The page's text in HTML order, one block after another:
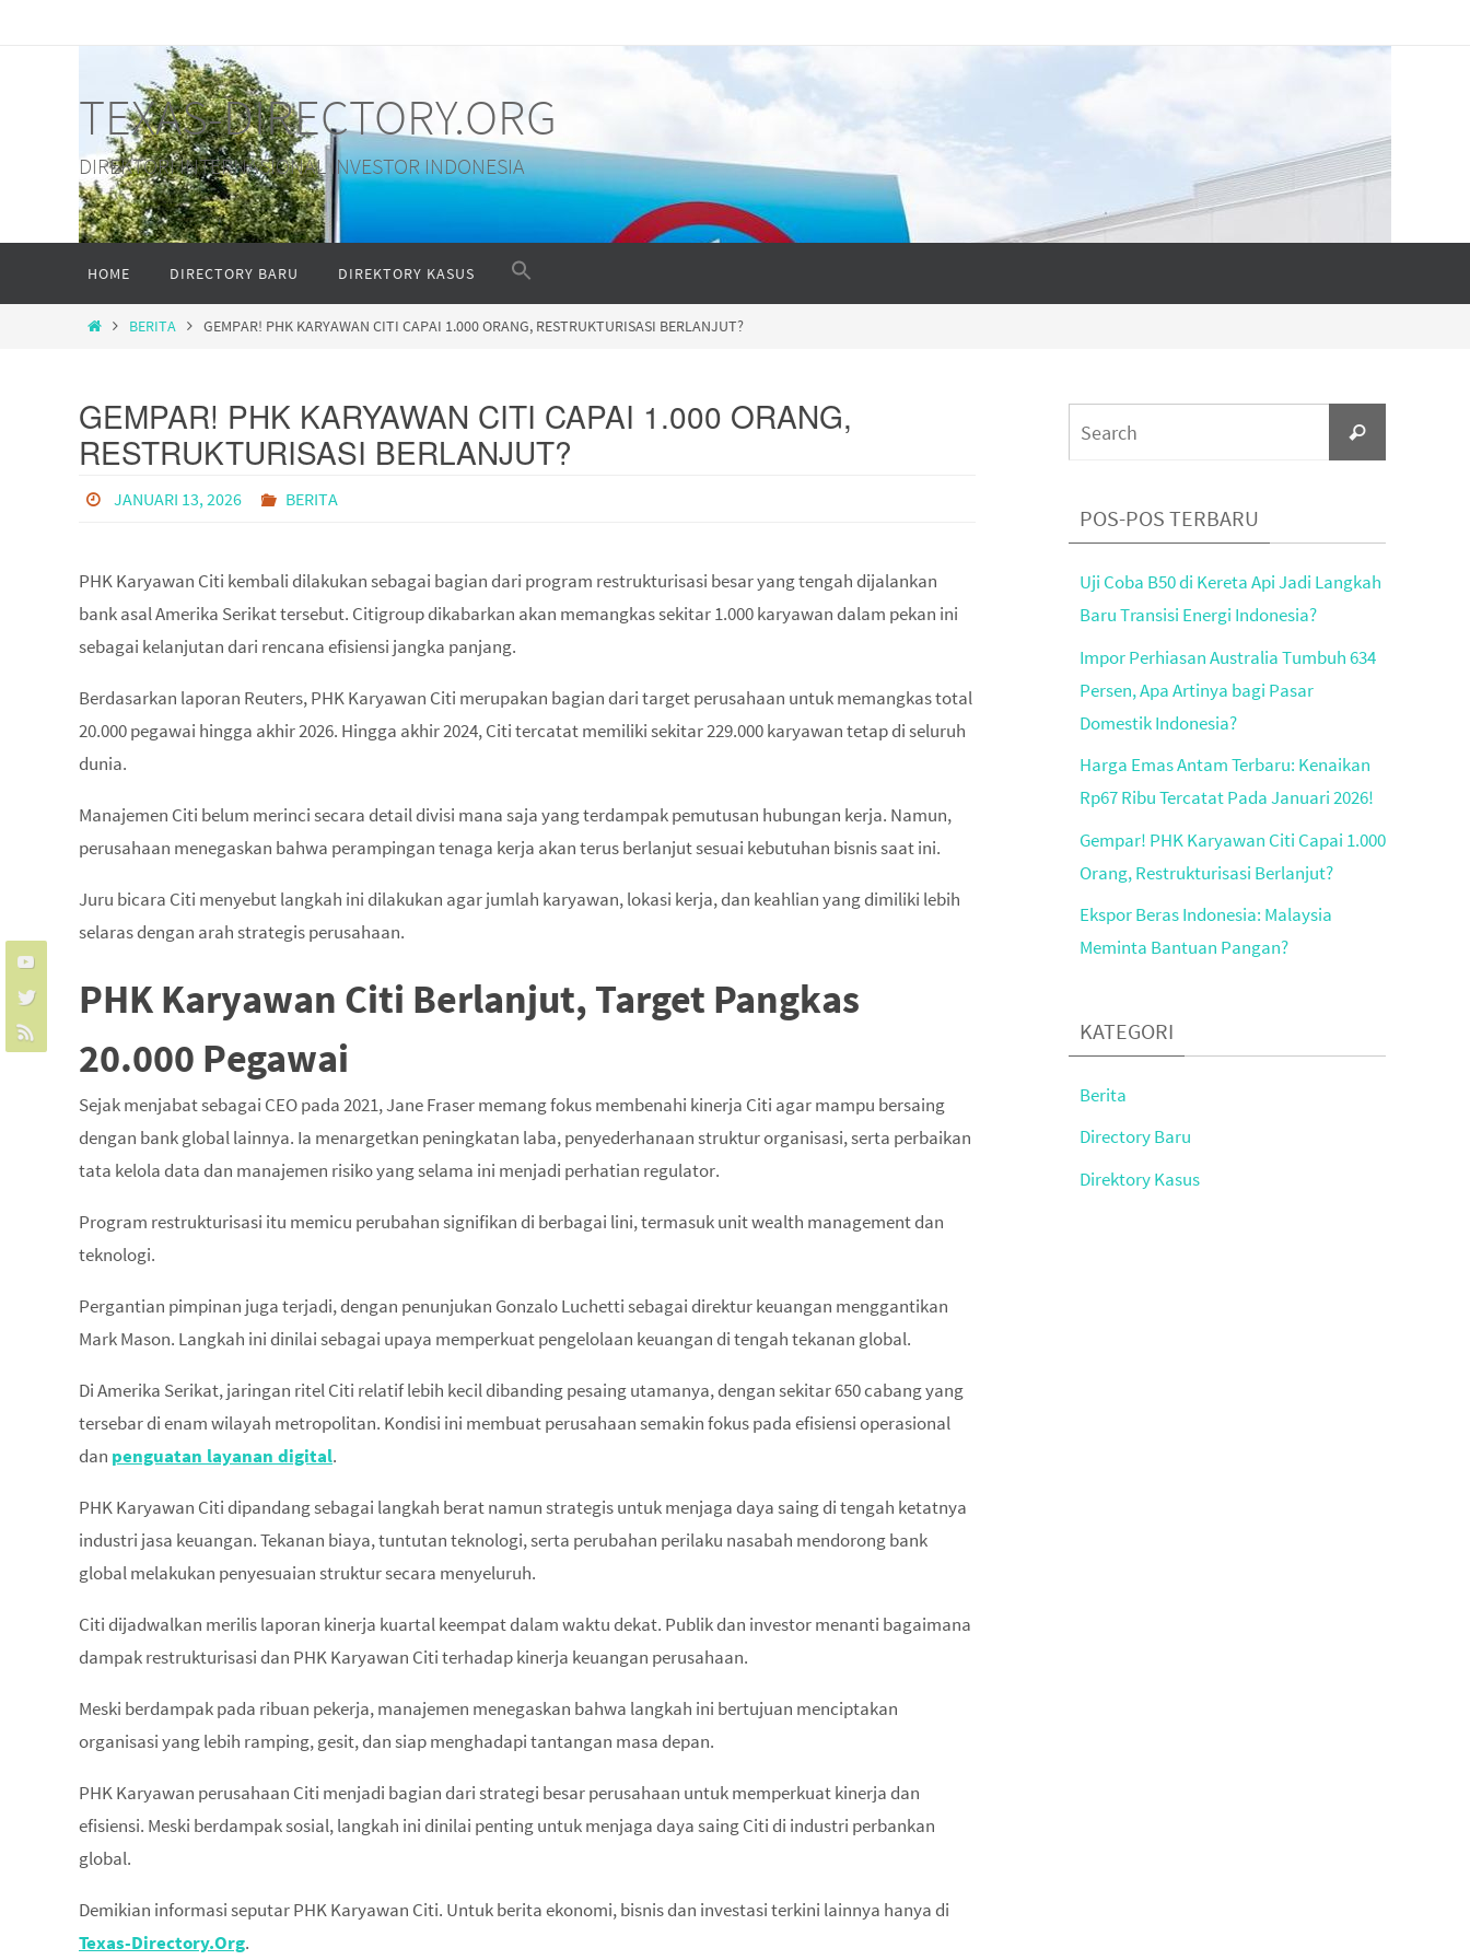
TEXAS-DIRECTORY.ORG
DIREKTORI INTERNASIONAL INVESTOR INDONESIA
content
HOME DIRECTORY BARU DIREKTORY KASUS
HOMEBERITA GEMPAR! PHK KARYAWAN CITI CAPAI 1.000 ORANG, RESTRUKTURISASI BERLANJUT?
GEMPAR! PHK KARYAWAN CITI CAPAI 1.000 ORANG,
RESTRUKTURISASI BERLANJUT?
JANUARI 13, 2026 BERITA
PHK Karyawan Citi kembali dilakukan sebagai bagian dari program restrukturisasi besar yang tengah dijalankan
bank asal Amerika Serikat tersebut. Citigroup dikabarkan akan memangkas sekitar 1.000 karyawan dalam pekan ini
sebagai kelanjutan dari rencana efisiensi jangka panjang.
Berdasarkan laporan Reuters, PHK Karyawan Citi merupakan bagian dari target perusahaan untuk memangkas total
20.000 pegawai hingga akhir 2026. Hingga akhir 2024, Citi tercatat memiliki sekitar 229.000 karyawan tetap di seluruh
dunia.
Manajemen Citi belum merinci secara detail divisi mana saja yang terdampak pemutusan hubungan kerja. Namun,
perusahaan menegaskan bahwa perampingan tenaga kerja akan terus berlanjut sesuai kebutuhan bisnis saat ini.
Juru bicara Citi menyebut langkah ini dilakukan agar jumlah karyawan, lokasi kerja, dan keahlian yang dimiliki lebih
selaras dengan arah strategis perusahaan.
PHK Karyawan Citi Berlanjut, Target Pangkas
20.000 Pegawai
Sejak menjabat sebagai CEO pada 2021, Jane Fraser memang fokus membenahi kinerja Citi agar mampu bersaing
dengan bank global lainnya. Ia menargetkan peningkatan laba, penyederhanaan struktur organisasi, serta perbaikan
tata kelola data dan manajemen risiko yang selama ini menjadi perhatian regulator.
Program restrukturisasi itu memicu perubahan signifikan di berbagai lini, termasuk unit wealth management dan
teknologi.
Pergantian pimpinan juga terjadi, dengan penunjukan Gonzalo Luchetti sebagai direktur keuangan menggantikan
Mark Mason. Langkah ini dinilai sebagai upaya memperkuat pengelolaan keuangan di tengah tekanan global.
Di Amerika Serikat, jaringan ritel Citi relatif lebih kecil dibanding pesaing utamanya, dengan sekitar 650 cabang yang
tersebar di enam wilayah metropolitan. Kondisi ini membuat perusahaan semakin fokus pada efisiensi operasional
dan penguatan layanan digital.
PHK Karyawan Citi dipandang sebagai langkah berat namun strategis untuk menjaga daya saing di tengah ketatnya
industri jasa keuangan. Tekanan biaya, tuntutan teknologi, serta perubahan perilaku nasabah mendorong bank
global melakukan penyesuaian struktur secara menyeluruh.
Citi dijadwalkan merilis laporan kinerja kuartal keempat dalam waktu dekat. Publik dan investor menanti bagaimana
dampak restrukturisasi dan PHK Karyawan Citi terhadap kinerja keuangan perusahaan.
Meski berdampak pada ribuan pekerja, manajemen menegaskan bahwa langkah ini bertujuan menciptakan
organisasi yang lebih ramping, gesit, dan siap menghadapi tantangan masa depan.
PHK Karyawan perusahaan Citi menjadi bagian dari strategi besar perusahaan untuk memperkuat kinerja dan
efisiensi. Meski berdampak sosial, langkah ini dinilai penting untuk menjaga daya saing Citi di industri perbankan
global.
Demikian informasi seputar PHK Karyawan Citi. Untuk berita ekonomi, bisnis dan investasi terkini lainnya hanya di
Texas-Directory.Org.
Search
POS-POS TERBARU
Uji Coba B50 di Kereta Api Jadi Langkah
Baru Transisi Energi Indonesia?
Impor Perhiasan Australia Tumbuh 634
Persen, Apa Artinya bagi Pasar
Domestik Indonesia?
Harga Emas Antam Terbaru: Kenaikan
Rp67 Ribu Tercatat Pada Januari 2026!
Gempar! PHK Karyawan Citi Capai 1.000
Orang, Restrukturisasi Berlanjut?
Ekspor Beras Indonesia: Malaysia
Meminta Bantuan Pangan?
KATEGORI
Berita
Directory Baru
Direktory Kasus